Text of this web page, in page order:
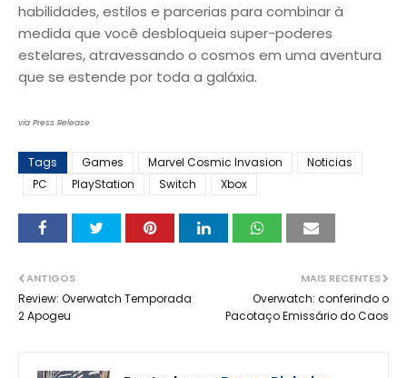
habilidades, estilos e parcerias para combinar à
medida que você desbloqueia super-poderes
estelares, atravessando o cosmos em uma aventura
que se estende por toda a galáxia.
via Press Release
Tags Games Marvel Cosmic Invasion
Noticias
PC
PlayStation Switch Xbox
MAIS RECENTES
Overwatch: conferindo o
Pacotaço Emissário do Caos
ANTIGOS
Review: Overwatch Temporada
2 Apogeu